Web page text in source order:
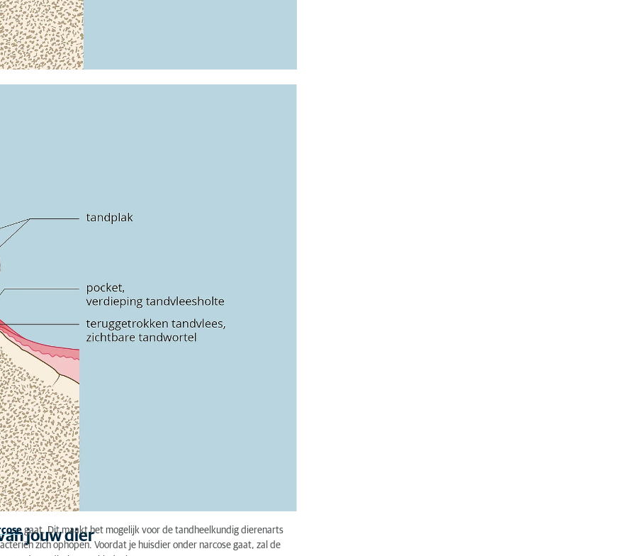
jouw dier
gaat. Dit maakt het mogelijk voor de tandheelkundig dierenarts
zich ophopen. Voordat je huisdier onder narcose gaat, zal de